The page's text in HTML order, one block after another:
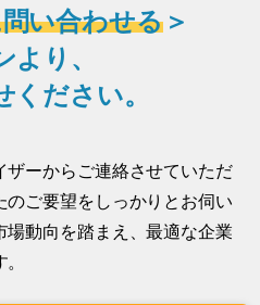
い合わせる＞
り、
ださい。
ーからご連絡させていただ
ご要望をしっかりとお伺い
動向を踏まえ、最適な企業